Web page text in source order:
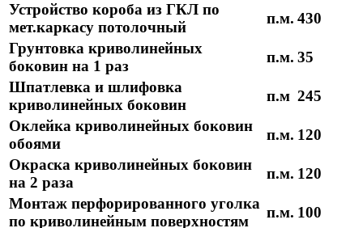
Устройство короба из ГКЛ по
мет.каркасу потолочный
п.м. 430
Грунтовка криволинейных
боковин на 1 раз
п.м. 35
Шпатлевка и шлифовка
криволинейных боковин
п.м 245
Оклейка криволинейных боковин
обоями
п.м. 120
Окраска криволинейных боковин
на 2 раза
п.м. 120
Монтаж перфорированного уголка
по криволинейным поверхностям
п.м. 100